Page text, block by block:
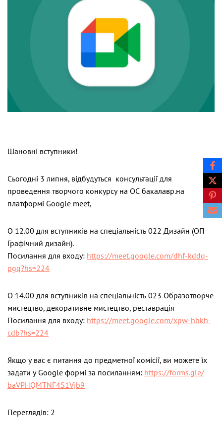
Шановні вступники!
Сьогодні 3 липня, відбудуться консультації для
проведення творчого конкурсу на ОС бакалавр.на
платформі Google meet,
О 12.00 для вступників на спеціальність 022 Дизайн (ОП
Графічний дизайн).
Посилання для входу: https://meet.google.com/dhf-kddq-
pgq?hs=224
О 14.00 для вступників на спеціальність 023 Образотворче
мистецтво, декоративне мистецтво, реставрація
Посилання для входу: https://meet.google.com/xpw-hbkh-
cdb?hs=224
Якщо у вас є питання до предметної комісії, ви можете їх
задати у Google формі за посиланням: https://forms.gle/
baVPHQMTNF4S1Vjb9
Переглядів: 2